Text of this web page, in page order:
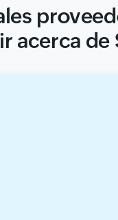
acerca de